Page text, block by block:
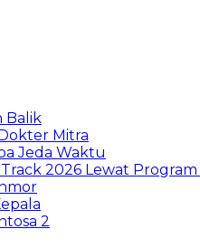
Balik
Mitra
Jeda Waktu
2026 Lewat
2